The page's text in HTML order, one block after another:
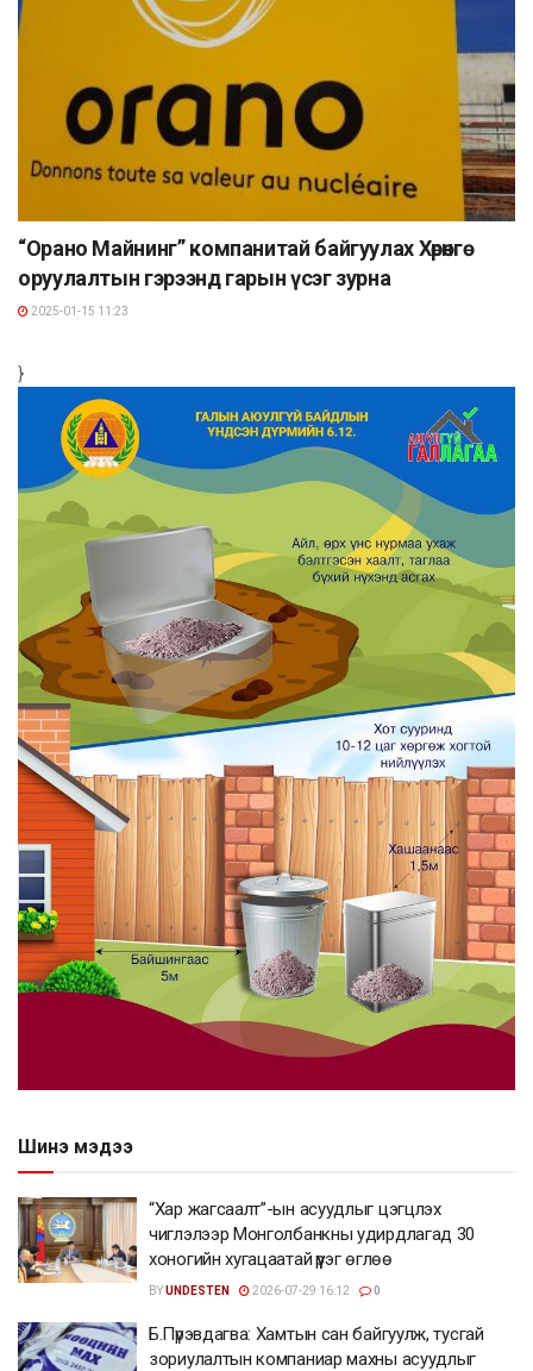
“Орано Майнинг” компанитай байгуулах Хөрөнгө
оруулалтын гэрээнд гарын үсэг зурна
2025-01-15 11:23
}
Шинэ мэдээ
“Хар жагсаалт”-ын асуудлыг цэгцлэх
чиглэлээр Монголбанкны удирдлагад 30
хоногийн хугацаатай үүрэг өглөө
BYUNDESTEN 2026-07-29 16:12 0
Б.Пүрэвдагва: Хамтын сан байгуулж, тусгай
зориулалтын компаниар махны асуудлыг